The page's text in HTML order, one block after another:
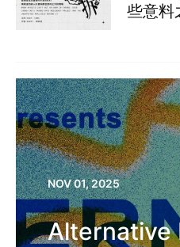
些意料
NOV 01, 2025
Alternative